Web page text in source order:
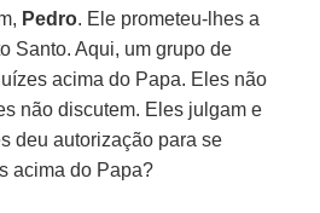
Pedro. Ele prometeu-lhes a
Santo. Aqui, um grupo de
acima do Papa. Eles não
não discutem. Eles julgam e
deu autorização para se
acima do Papa?